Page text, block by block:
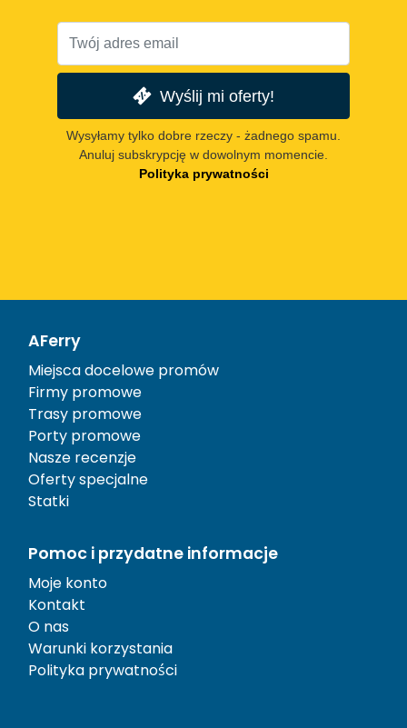
Wyślij mi oferty!
Wysyłamy tylko dobre rzeczy - żadnego spamu.
Anuluj subskrypcję w dowolnym momencie.
Polityka prywatności
AFerry
Miejsca docelowe promów
Firmy promowe
Trasy promowe
Porty promowe
Nasze recenzje
Oferty specjalne
Statki
Pomoc i przydatne informacje
Moje konto
Kontakt
O nas
Warunki korzystania
Polityka prywatności